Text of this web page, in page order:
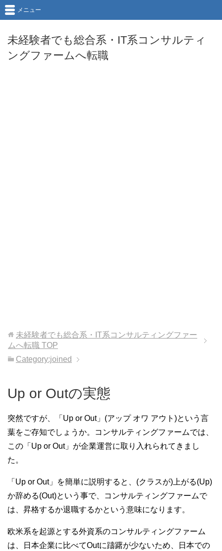
未経験者でも総合系・IT系コンサルティ
ングファームへ転職
メニュー
未経験者でも総合系・IT系コンサルティングファー
ムへ転職 TOP
Category:joined
Up or Outの実態
突然ですが、「Up or Out」(アップ オワ アウト)という言
葉をご存知でしょうか。コンサルティングファームでは、
この「Up or Out」が企業運営に取り入れられてきまし
た。
「Up or Out」を簡単に説明すると、(クラスが)上がる(Up)
か辞める(Out)という事で、コンサルティングファームで
は、昇格するか退職するかという意味になります。
欧米系を起源とする外資系のコンサルティングファーム
は、日本企業に比べてOutに躊躇が少ないため、日本での